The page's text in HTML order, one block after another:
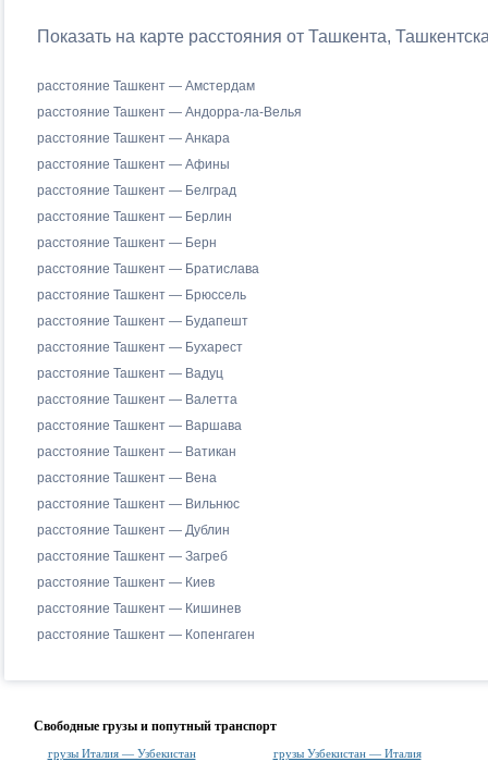
Показать на карте расстояния от Ташкента,
расстояние Ташкент — Амстердам
расстояние Ташкент — Андорра-ла-Велья
расстояние Ташкент — Анкара
расстояние Ташкент — Афины
расстояние Ташкент — Белград
расстояние Ташкент — Берлин
расстояние Ташкент — Берн
расстояние Ташкент — Братислава
расстояние Ташкент — Брюссель
расстояние Ташкент — Будапешт
расстояние Ташкент — Бухарест
расстояние Ташкент — Вадуц
расстояние Ташкент — Валетта
расстояние Ташкент — Варшава
расстояние Ташкент — Ватикан
расстояние Ташкент — Вена
расстояние Ташкент — Вильнюс
расстояние Ташкент — Дублин
расстояние Ташкент — Загреб
расстояние Ташкент — Киев
расстояние Ташкент — Кишинев
расстояние Ташкент — Копенгаген
Свободные грузы и попутный транспорт
грузы Италия — Узбекистан
грузы Узбекистан — Италия